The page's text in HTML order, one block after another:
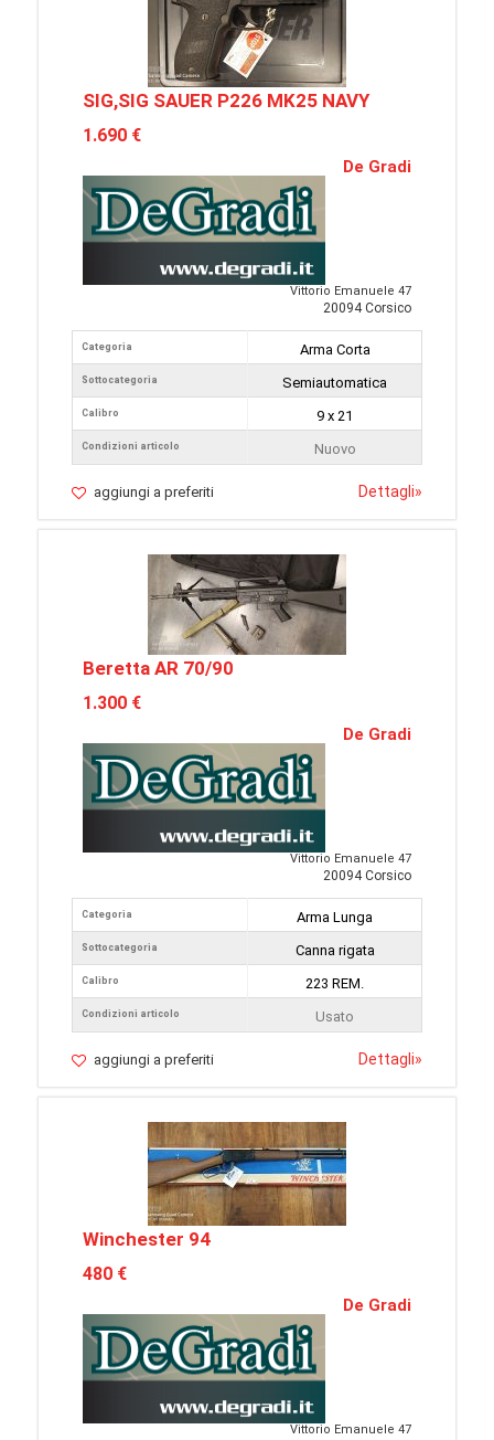
SIG,SIG SAUER P226 MK25 NAVY
1.690 €
De Gradi
Vittorio Emanuele 47
20094 Corsico
Categoria
Sottocategoria
Calibro
Condizioni articolo
Arma Corta
Semiautomatica
9 x 21
Nuovo
aggiungi a preferiti Dettagli»
Beretta AR 70/90
1.300 €
De Gradi
Vittorio Emanuele 47
20094 Corsico
Categoria
Sottocategoria
Calibro
Condizioni articolo
Arma Lunga
Canna rigata
223 REM.
Usato
aggiungi a preferiti Dettagli»
Winchester 94
480 €
De Gradi
Vittorio Emanuele 47